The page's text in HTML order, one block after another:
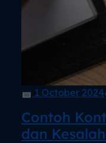
1 October 2024
Contoh
dan